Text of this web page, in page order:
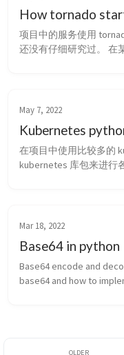
How tornado
项目中的服务使用
还没有仔细研究过。 在
May 7, 2022
Kubernetes
在项目中使用比较多的
kubernetes 库包来进行
Mar 18, 2022
Base64 in python
Base64 encode and
base64 and how to